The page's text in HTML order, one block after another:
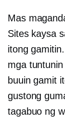
Mas
Sites kaysa
itong
mga
buuin gamit
gustong
tagabuo ng